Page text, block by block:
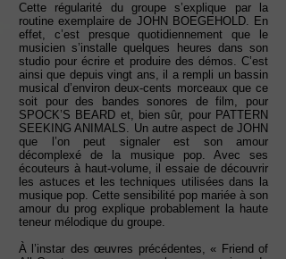
Cette régularité du groupe s’explique par la
routine exemplaire de JOHN BOEGEHOLD. En
effet, c’est presque quotidiennement que le
musicien s’installe quelques heures dans son
studio pour écrire et produire des démos. C’est
ainsi que depuis vingt ans, il a rempli un bassin
musical d’environ deux-cents morceaux que ce
soit pour des bandes sonores de film, pour
SPOCK’S BEARD et, bien sûr, pour PATTERN
SEEKING ANIMALS. Un autre aspect de JOHN
que l’on peut signaler est son amour
décomplexé de la musique pop. Avec ses
écouteurs à haut-volume, il essaie de découvrir
les astuces et les techniques utilisées dans la
musique pop. Cette sensibilité pop mariée à son
amour du prog explique probablement la haute
teneur mélodique du groupe.
À l’instar des œuvres précédentes, « Friend of